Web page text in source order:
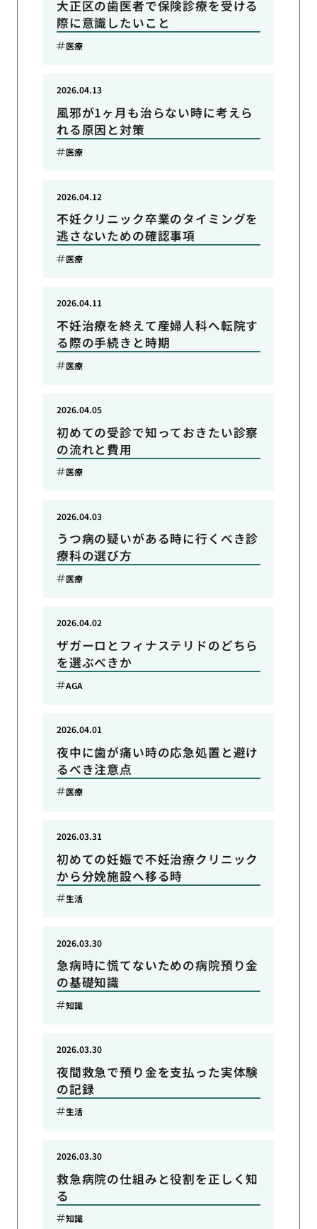
大正区の歯医者で保険診療を受ける
際に意識したいこと
医療
風邪が1ヶ月も治らない時に考えら
れる原因と対策
2026.04.13
医療
不妊クリニック卒業のタイミングを
逃さないための確認事項
2026.04.12
医療
不妊治療を終えて産婦人科へ転院す
る際の手続きと時期
2026.04.11
医療
初めての受診で知っておきたい診察
の流れと費用
2026.04.05
医療
うつ病の疑いがある時に行くべき診
療科の選び方
2026.04.03
医療
ザガーロとフィナステリドのどちら
を選ぶべきか
2026.04.02
AGA
夜中に歯が痛い時の応急処置と避け
るべき注意点
2026.04.01
医療
初めての妊娠で不妊治療クリニック
から分娩施設へ移る時
2026.03.31
生活
急病時に慌てないための病院預り金
の基礎知識
2026.03.30
知識
夜間救急で預り金を支払った実体験
の記録
2026.03.30
生活
救急病院の仕組みと役割を正しく知
る
2026.03.30
知識